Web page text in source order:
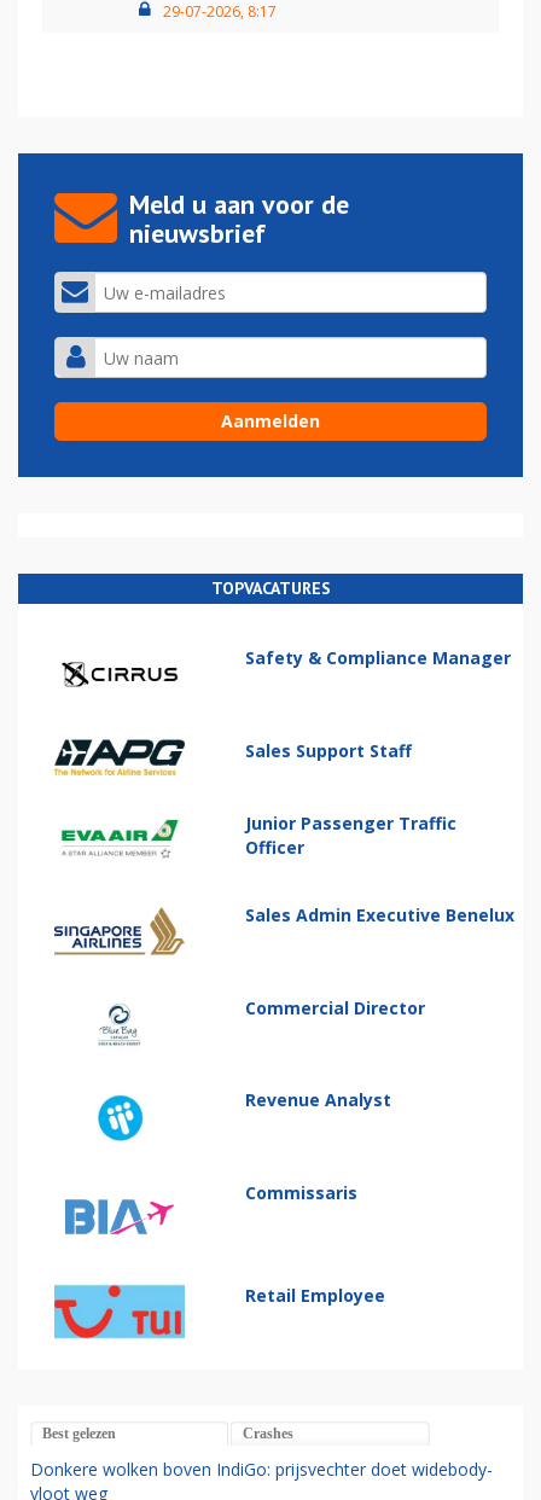
29-07-2026, 8:17
Meld u aan voor de
nieuwsbrief
TOPVACATURES
Safety & Compliance Manager
Sales Support Staff
Junior Passenger Traffic
Officer
Sales Admin Executive Benelux
Commercial Director
Revenue Analyst
Commissaris
Retail Employee
Best gelezen Crashes
Donkere wolken boven IndiGo: prijsvechter doet widebody-
vloot weg